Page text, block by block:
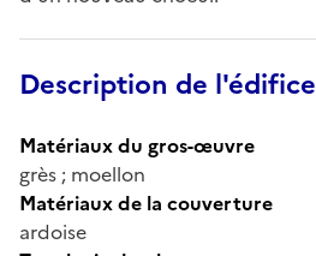
Description de l'édifice
Matériaux du gros-œuvre
grès ; moellon
Matériaux de la couverture
ardoise